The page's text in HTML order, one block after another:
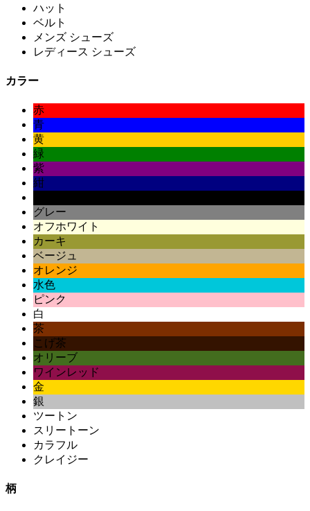
ハット
ベルト
メンズ シューズ
レディース シューズ
カラー
赤
青
黄
緑
紫
紺
グレー
オフホワイト
カーキ
ベージュ
オレンジ
水色
ピンク
白
茶
こげ茶
オリーブ
ワインレッド
金
銀
ツートン
スリートーン
カラフル
クレイジー
柄